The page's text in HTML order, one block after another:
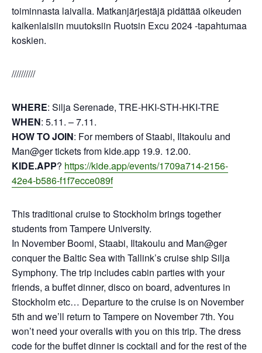
toiminnasta laivalla. Matkanjärjestäjä pidättää oikeuden
kaikenlaisiin muutoksiin Ruotsin Excu 2024 -tapahtumaa
koskien.
//////////
WHERE: Silja Serenade, TRE-HKI-STH-HKI-TRE
WHEN: 5.11. – 7.11.
HOW TO JOIN: For members of Staabi, Iltakoulu and
Man@ger tickets from kide.app 19.9. 12.00.
KIDE.APP? https://kide.app/events/1709a714-2156-
42e4-b586-f1f7ecce089f
This traditional cruise to Stockholm brings together
students from Tampere University.
In November Boomi, Staabi, Iltakoulu and Man@ger
conquer the Baltic Sea with Tallink’s cruise ship Silja
Symphony. The trip includes cabin parties with your
friends, a buffet dinner, disco on board, adventures in
Stockholm etc… Departure to the cruise is on November
5th and we’ll return to Tampere on November 7th. You
won’t need your overalls with you on this trip. The dress
code for the buffet dinner is cocktail and for the rest of the